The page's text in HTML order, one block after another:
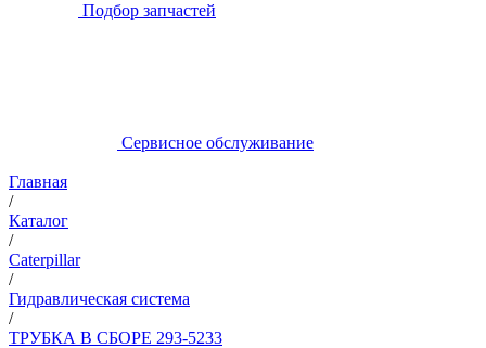
Подбор запчастей
Сервисное обслуживание
Главная
/
Каталог
/
Caterpillar
/
Гидравлическая система
/
ТРУБКА В СБОРЕ 293-5233